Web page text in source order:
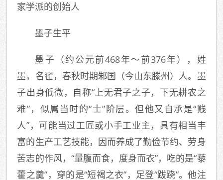
家学派的创始人
墨子生平
墨子（约公元前468年～前376年），姓
墨，名翟，春秋时期邾国（今山东滕州）人。墨
子出身低微，自称“上无君子之子，下无耕农之
难”，似属当时的“士”阶层。但他又自承是“贱
人”，可能当过工匠或小手工业主，具有相当丰
富的生产工艺技能，因而养成了勤俭节约、劳身
苦志的作风，“量腹而食，度身而衣”，吃的是“藜
藿之羹”，穿的是“短褐之衣”，足登“跋跷”。他注